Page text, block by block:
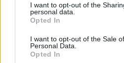
I want to opt-out of the
personal data.
Opted In
I want to opt-out of the Sale
Personal Data.
Opted In